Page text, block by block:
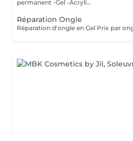
permanent -Gel -Acryli...
Réparation Ongle
Réparation d'ongle en Gel Prix par